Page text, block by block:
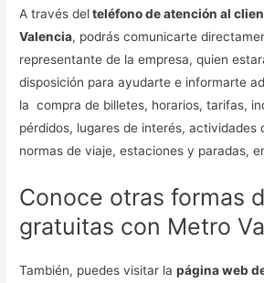
A través delteléfono de atención al
Valencia, podrás comunicarte
representante de la empresa, quien
disposición para ayudarte e informarte
la compra de billetes, horarios, tarifas,
pérdidos, lugares de interés, actividades
normas de viaje, estaciones y paradas,
Conoce otras formas
gratuitas con Metro
También, puedes visitar lapágina web